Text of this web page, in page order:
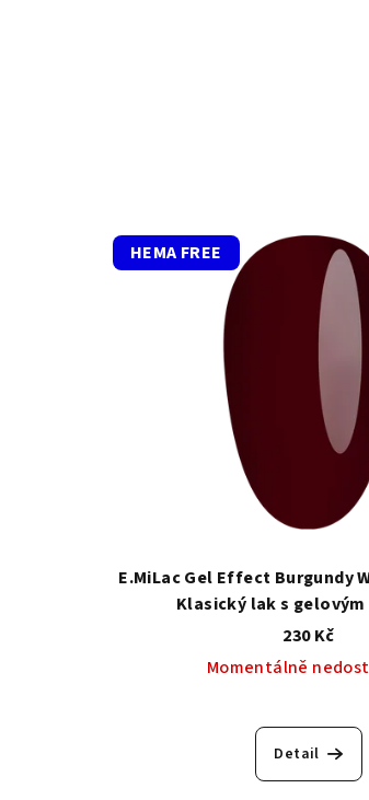
HEMA FREE
E.MiLac Gel Effect Burgundy
Klasický lak s
230 Kč
Momentálně
je
Detail